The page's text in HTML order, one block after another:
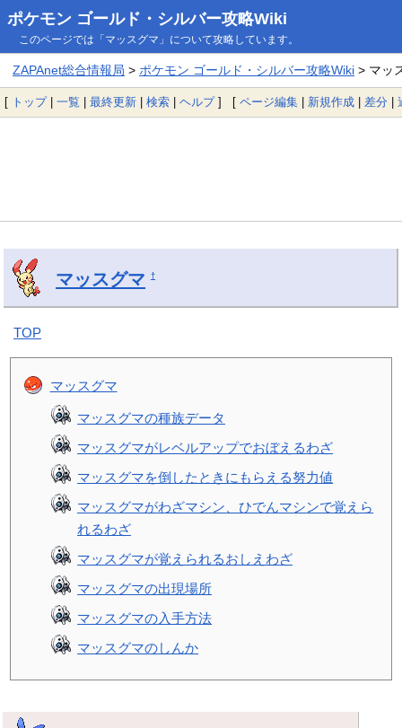
ポケモン ゴールド・シルバー攻略Wiki
このページでは「マッスグマ」について攻略しています。
ZAPAnet総合情報局 > ポケモン ゴールド・シルバー攻略Wiki> マッ
[ トップ| 一覧 | 最終更新 | 検索 | ヘルプ] [ ページ編集 | 新規作成 | 差分 |
マッスグマ †
TOP
マッスグマ
マッスグマの種族データ
マッスグマがレベルアップでおぼえるわざ
マッスグマを倒したときにもらえる努力値
マッスグマがわざマシン、ひでんマシンで覚えら
れるわざ
マッスグマが覚えられるおしえわざ
マッスグマの出現場所
マッスグマの入手方法
マッスグマのしんか